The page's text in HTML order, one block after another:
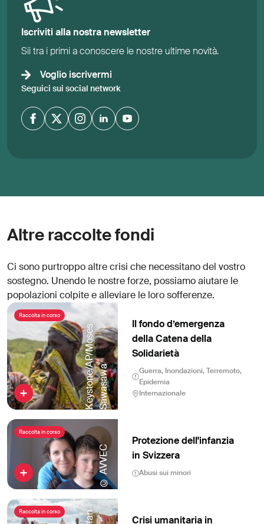
Iscriviti alla nostra newsletter
Sii tra i primi a conoscere le nostre ultime novità.
Voglio iscrivermi
Seguici sui social network
Altre raccolte fondi
Ci sono purtroppo altre crisi che necessitano del vostro
sostegno. Unendo le nostre forze, possiamo aiutare le
popolazioni colpite e alleviare le loro sofferenze.
K
e
y
s
t
o
n
e
/
A
P
/
M
o
s
e
s
S
a
w
a
s
a
wa
K
e
y
s
t
o
n
e
/
A
P
/
M
o
s
e
s
S
a
w
a
s
a
wa
Raccolta in corso
Il fondo d’emergenza
della Catena della
Solidarietà
Guerra, Inondazioni,Terremoto,
Epidemia
Internazionale
© AVVEC
© AVVEC
Raccolta in corso
Protezione dell'infanzia
in Svizzera
Abusi sui minori
Raccolta in corso
Crisi umanitaria in